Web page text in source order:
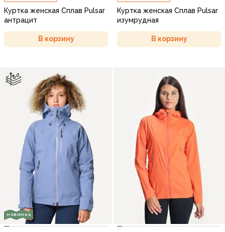
Куртка женская Сплав Pulsar
антрацит
В корзину
Куртка женская Сплав Pulsar
изумрудная
В корзину
НОВИНКА